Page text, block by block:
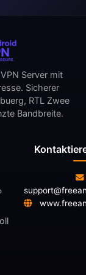
Server mit
Sicherer
RTL Zwee
Bandbreite.